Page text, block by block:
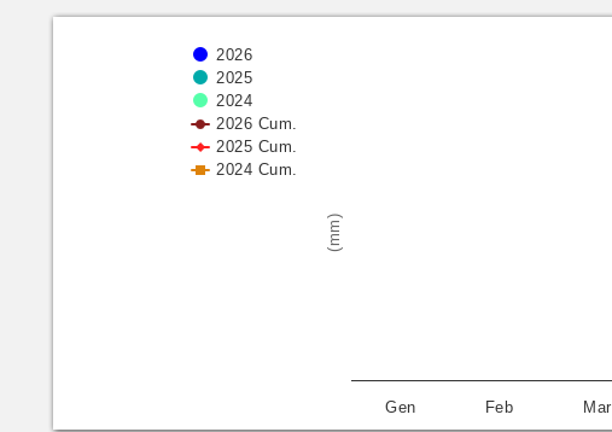
(mm)
2026
2025
2024
2026 Cum.
2025 Cum.
2024 Cum.
Gen Feb Mar